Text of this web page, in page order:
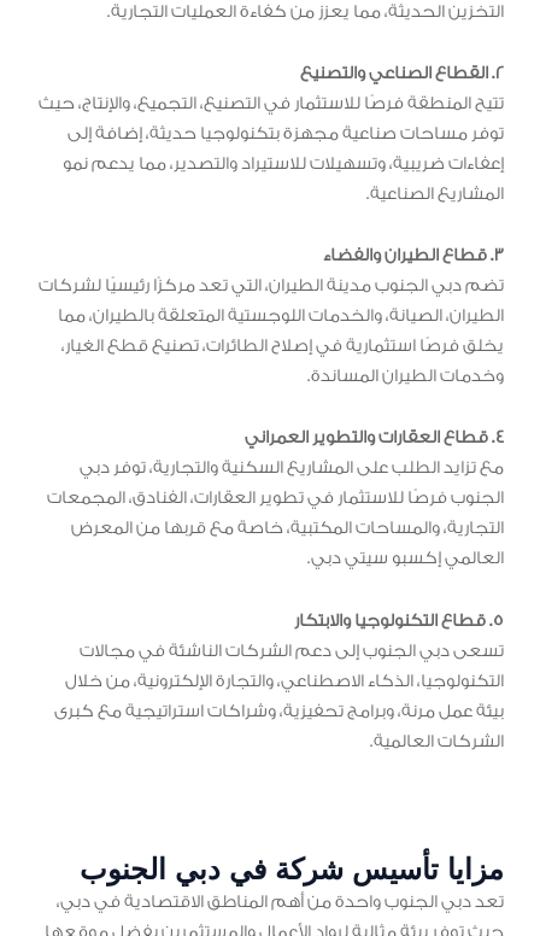
التخزين الحديثة، مما يعزز من كفاءة العمليات التجارية.
2. القطاع الصناعي والتصنيع
تتيح المنطقة فرصًا للاستثمار في التصنيع، التجميع، والإنتاج، حيث
توفر مساحات صناعية مجهزة بتكنولوجيا حديثة، إضافة إلى
إعفاءات ضريبية، وتسهيلات للاستيراد والتصدير، مما يدعم نمو
المشاريع الصناعية.
3. قطاع الطيران والفضاء
تضم دبي الجنوب مدينة الطيران، التي تعد مركزًا رئيسيًا لشركات
الطيران، الصيانة، والخدمات اللوجستية المتعلقة بالطيران، مما
يخلق فرصًا استثمارية في إصلاح الطائرات، تصنيع قطع الغيار،
وخدمات الطيران المساندة.
4. قطاع العقارات والتطوير العمراني
مع تزايد الطلب على المشاريع السكنية والتجارية، توفر دبي
الجنوب فرصًا للاستثمار في تطوير العقارات، الفنادق، المجمعات
التجارية، والمساحات المكتبية، خاصة مع قربها من المعرض
العالمي إكسبو سيتي دبي.
5. قطاع التكنولوجيا والابتكار
تسعى دبي الجنوب إلى دعم الشركات الناشئة في مجالات
التكنولوجيا، الذكاء الاصطناعي، والتجارة الإلكترونية، من خلال
بيئة عمل مرنة، وبرامج تحفيزية، وشراكات استراتيجية مع كبرى
الشركات العالمية.
مزايا تأسيس شركة في دبي الجنوب
تعد دبي الجنوب واحدة من أهم المناطق الاقتصادية في دبي،